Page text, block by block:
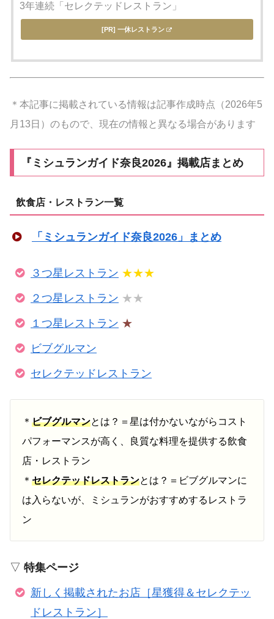
3年連続「セレクテッドレストラン」
[PR] 一休レストラン
＊本記事に掲載されている情報は記事作成時点（2026年5
月13日）のもので、現在の情報と異なる場合があります
『ミシュランガイド奈良2026』掲載店まとめ
飲食店・レストラン一覧
「ミシュランガイド奈良2026」まとめ
３つ星レストラン ★★★
２つ星レストラン ★★
１つ星レストラン ★
ビブグルマン
セレクテッドレストラン
＊ ビブグルマンとは？＝星は付かないながらコスト
パフォーマンスが高く、良質な料理を提供する飲食
店・レストラン
＊ セレクテッドレストランとは？＝ビブグルマンに
は入らないが、ミシュランがおすすめするレストラ
ン
▽ 特集ページ
新しく掲載されたお店［星獲得＆セレクテッ
ドレストラン］